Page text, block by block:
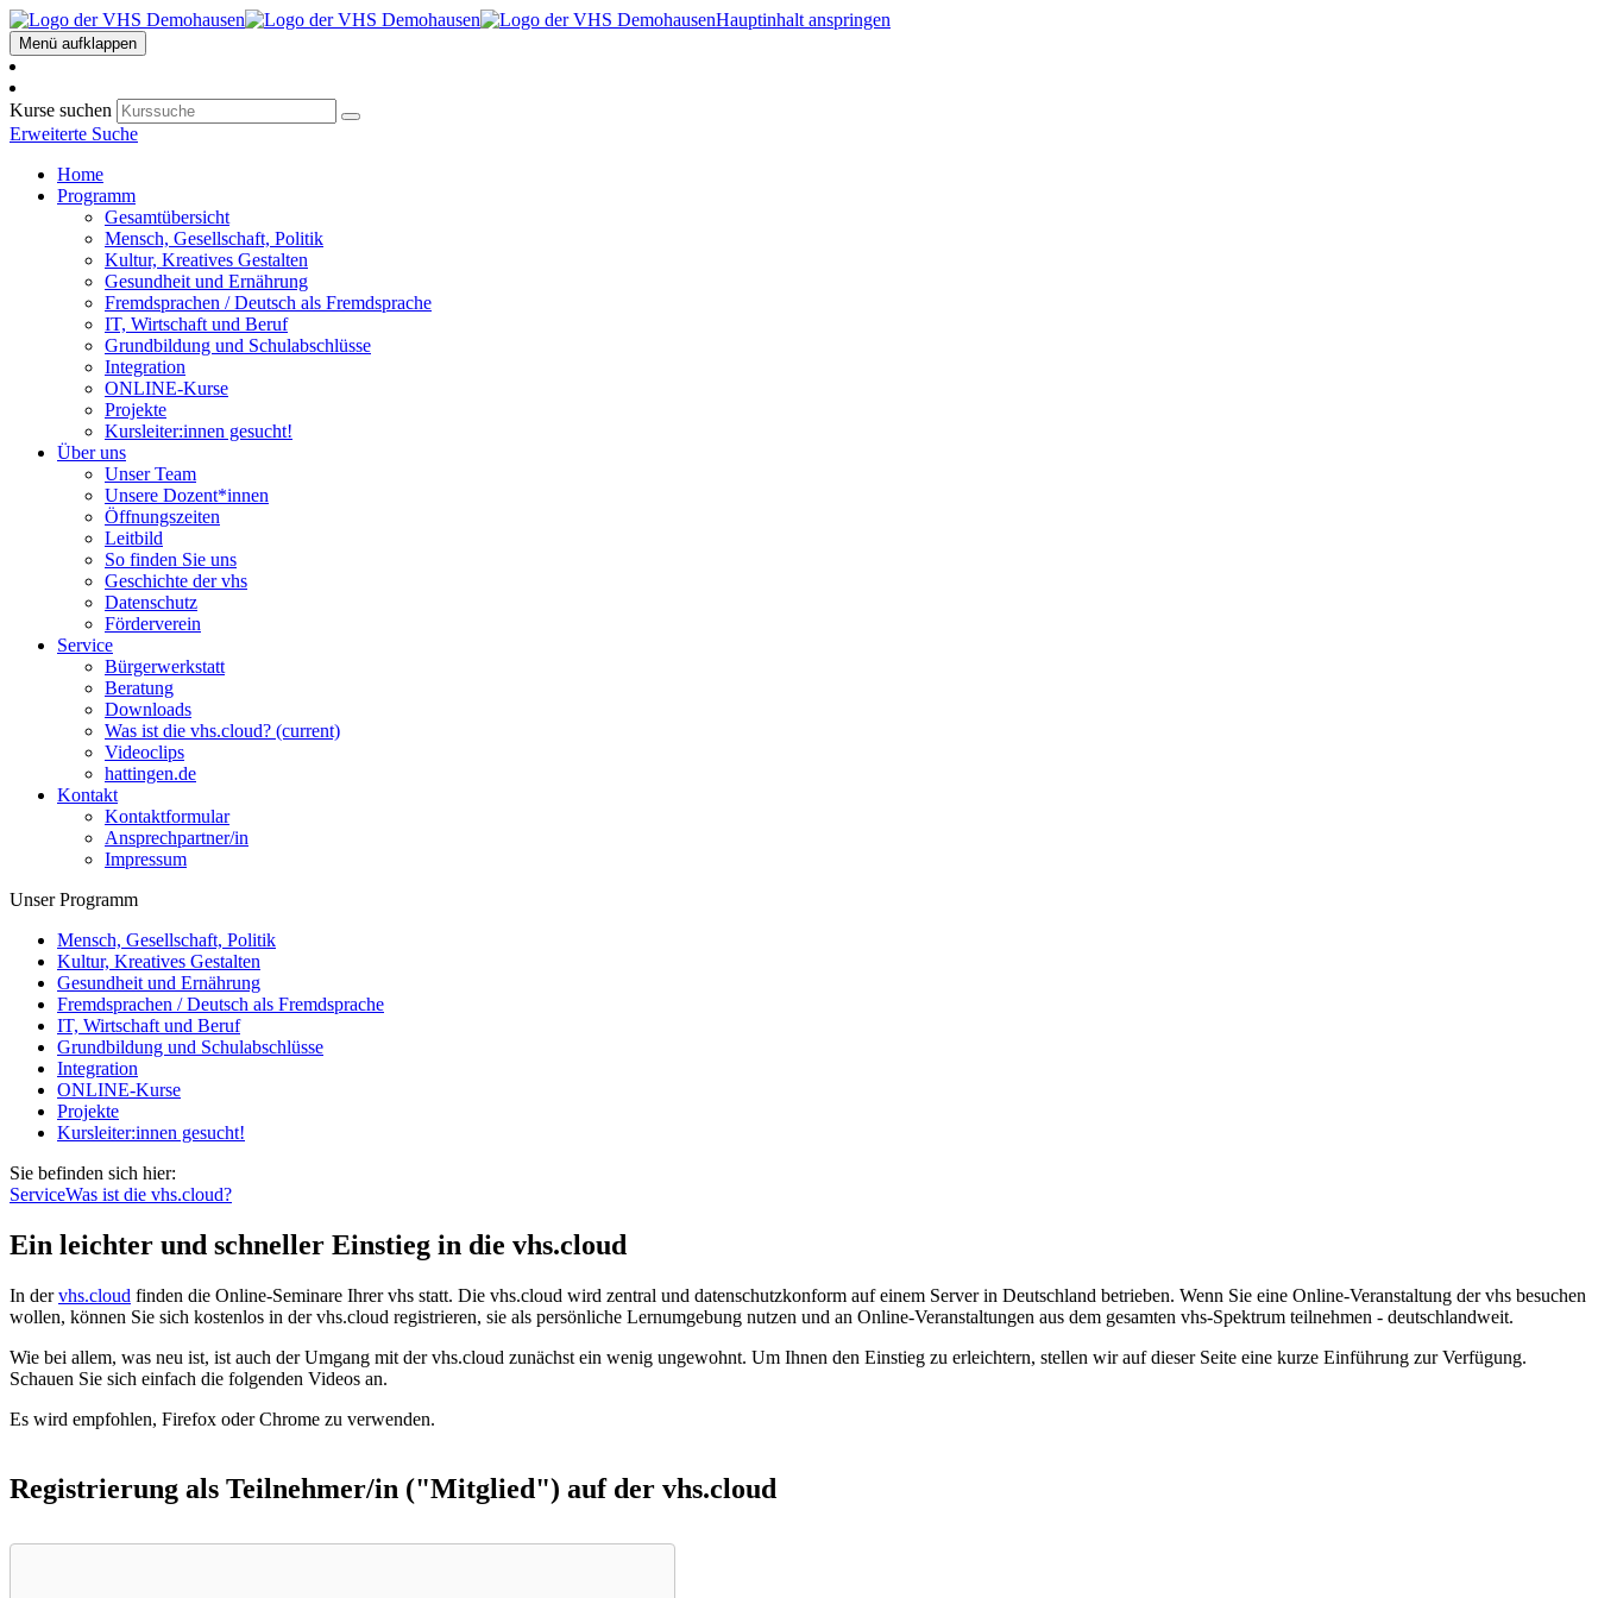
Hauptinhalt anspringen
Menü aufklappen
Kurse suchen
Erweiterte Suche
Home
Programm
Gesamtübersicht
Mensch, Gesellschaft, Politik
Kultur, Kreatives Gestalten
Gesundheit und Ernährung
Fremdsprachen / Deutsch als Fremdsprache
IT, Wirtschaft und Beruf
Grundbildung und Schulabschlüsse
Integration
ONLINE-Kurse
Projekte
Kursleiter:innen gesucht!
Über uns
Unser Team
Unsere Dozent*innen
Öffnungszeiten
Leitbild
So finden Sie uns
Geschichte der vhs
Datenschutz
Förderverein
Service
Bürgerwerkstatt
Beratung
Downloads
Was ist die vhs.cloud? (current)
Videoclips
hattingen.de
Kontakt
Kontaktformular
Ansprechpartner/in
Impressum
Unser Programm
Mensch, Gesellschaft, Politik
Kultur, Kreatives Gestalten
Gesundheit und Ernährung
Fremdsprachen / Deutsch als Fremdsprache
IT, Wirtschaft und Beruf
Grundbildung und Schulabschlüsse
Integration
ONLINE-Kurse
Projekte
Kursleiter:innen gesucht!
Sie befinden sich hier:
ServiceWas ist die vhs.cloud?
Ein leichter und schneller Einstieg in die vhs.cloud
In dervhs.cloud finden die Online-Seminare Ihrer vhs statt. Die vhs.cloud wird zentral und datenschutzkonform auf einem Server in Deutschland betrieben. Wenn Sie eine Online-Veranstaltung der vhs besuchen
wollen, können Sie sich kostenlos in der vhs.cloud registrieren, sie als persönliche Lernumgebung nutzen und an Online-Veranstaltungen aus dem gesamten vhs-Spektrum teilnehmen - deutschlandweit.
Wie bei allem, was neu ist, ist auch der Umgang mit der vhs.cloud zunächst ein wenig ungewohnt. Um Ihnen den Einstieg zu erleichtern, stellen wir auf dieser Seite eine kurze Einführung zur Verfügung.
Schauen Sie sich einfach die folgenden Videos an.
Es wird empfohlen, Firefox oder Chrome zu verwenden.
Registrierung als Teilnehmer/in ("Mitglied") auf der vhs.cloud